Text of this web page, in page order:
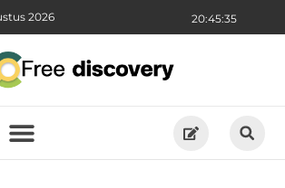
20:45:36
2026